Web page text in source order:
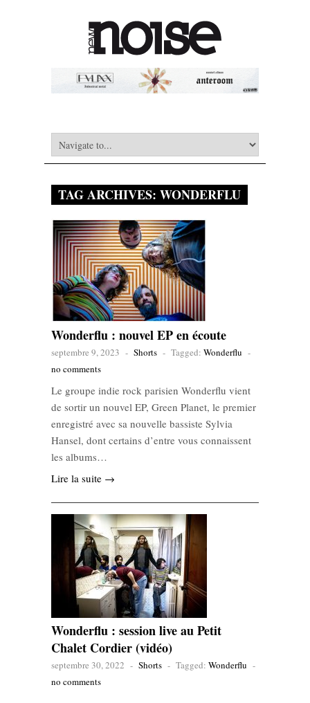
TAG ARCHIVES: WONDERFLU
Wonderflu : nouvel EP en écoute
septembre 9, 2023 - Shorts - Tagged: Wonderflu -
no comments
Le groupe indie rock parisien Wonderflu vient
de sortir un nouvel EP, Green Planet, le premier
enregistré avec sa nouvelle bassiste Sylvia
Hansel, dont certains d’entre vous connaissent
les albums…
Lire la suite →
Wonderflu : session live au Petit
Chalet Cordier (vidéo)
septembre 30, 2022 - Shorts - Tagged: Wonderflu -
no comments